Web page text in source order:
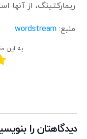
ریمارکتینگ، از آنها
منبع:wordstream
به این
دیدگاهتان را